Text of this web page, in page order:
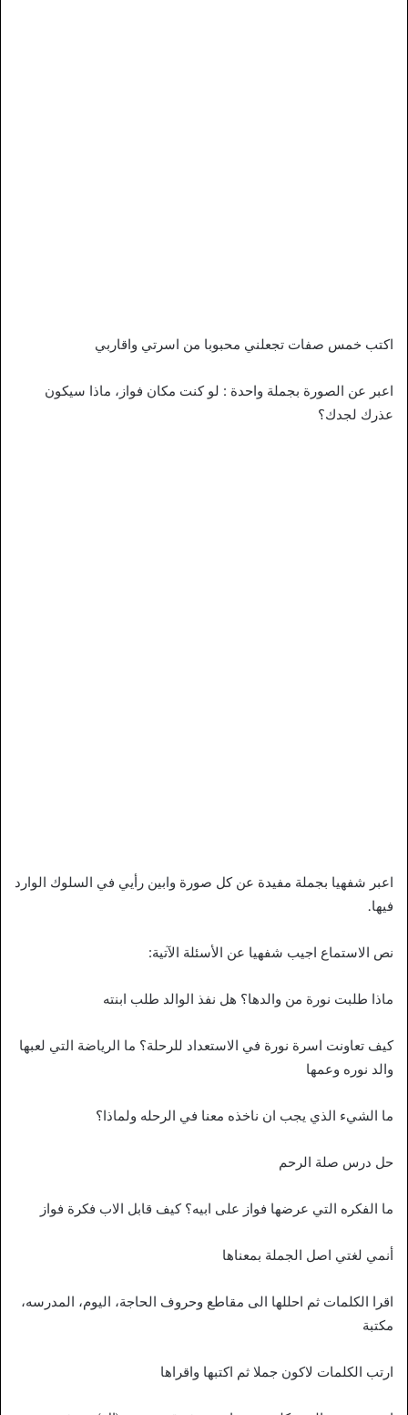
اكتب خمس صفات تجعلني محبوبا من اسرتي واقاربي
اعبر عن الصورة بجملة واحدة : لو كنت مكان فواز، ماذا سيكون
عذرك لجدك؟
اعبر شفهيا بجملة مفيدة عن كل صورة وابين رأيي في السلوك الوارد
فيها.
نص الاستماع اجيب شفهيا عن الأسئلة الآتية:
ماذا طلبت نورة من والدها؟ هل نفذ الوالد طلب ابنته
كيف تعاونت اسرة نورة في الاستعداد للرحلة؟ ما الرياضة التي لعبها
والد نوره وعمها
ما الشيء الذي يجب ان ناخذه معنا في الرحله ولماذا؟
حل درس صلة الرحم
ما الفكره التي عرضها فواز على ابيه؟ كيف قابل الاب فكرة فواز
أنمي لغتي اصل الجملة بمعناها
اقرا الكلمات ثم احللها الى مقاطع وحروف الحاجة، اليوم، المدرسه،
مكتبة
ارتب الكلمات لاكون جملا ثم اكتبها واقراها